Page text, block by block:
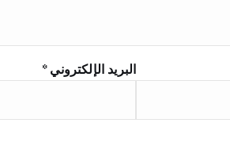
البريد الإلكتروني*